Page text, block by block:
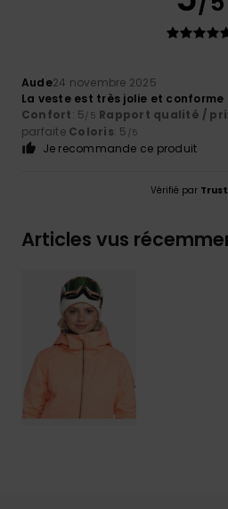
Aude24 novembre 2025
La veste est très jolie et
Confort: 5/5 Rapport qualité /
parfaite Coloris: 5 /5
Je recommande ce produit
Vérifié par
Articles vus